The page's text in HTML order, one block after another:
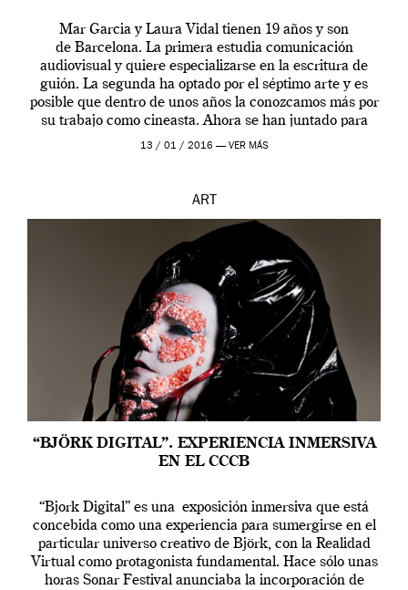
Mar Garcia y Laura Vidal tienen 19 años y son
de Barcelona. La primera estudia comunicación
audiovisual y quiere especializarse en la escritura de
guión. La segunda ha optado por el séptimo arte y es
posible que dentro de unos años la conozcamos más por
su trabajo como cineasta. Ahora se han juntado para
contarnos una […]
13 / 01 / 2016 — VER MÁS
ART
“BJÖRK DIGITAL”. EXPERIENCIA INMERSIVA
EN EL CCCB
“Bjork Digital” es una exposición inmersiva que está
concebida como una experiencia para sumergirse en el
particular universo creativo de Björk, con la Realidad
Virtual como protagonista fundamental. Hace sólo unas
horas Sonar Festival anunciaba la incorporación de